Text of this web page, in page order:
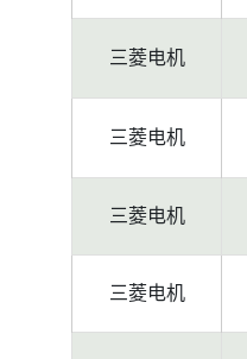
三菱电机
三菱电机
三菱电机
三菱电机